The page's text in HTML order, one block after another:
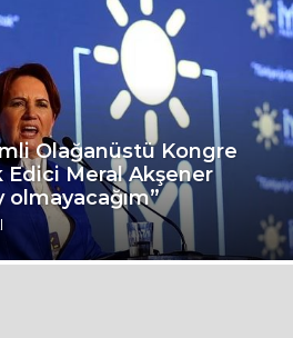
Olağanüstü Kongre
Edici Meral Akşener
olmayacağım”